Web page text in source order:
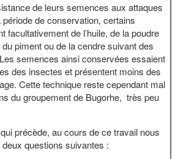
de leurs semences aux attaques
de conservation, certains
facultativement de l’huile, de la poudre
piment ou de la cendre suivant des
semences ainsi conservées essaient
des insectes et présentent moins des
Cette technique reste cependant mal
du groupement de Bugorhe, très peu
au cours de ce travail nous
questions suivantes :